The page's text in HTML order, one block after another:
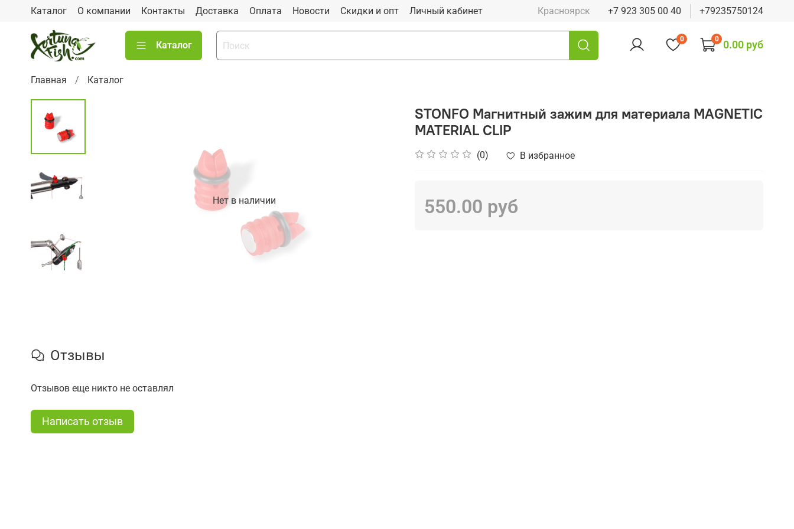
Каталог О компании Контакты Доставка Оплата Новости Скидки и опт Личный кабинет Красноярск +7 923 305 00 40 +79235750124
Каталог
0 0 0.00 руб
Главная Каталог
Нет в наличии
STONFO Магнитный зажим для материала MAGNETIC
MATERIAL CLIP
(0) В избранное
550.00 руб
Отзывы
Отзывов еще никто не оставлял
Написать отзыв